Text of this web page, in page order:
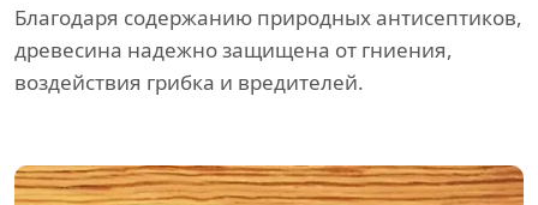
Благодаря содержанию природных антисептиков,
древесина надежно защищена от гниения,
воздействия грибка и вредителей.